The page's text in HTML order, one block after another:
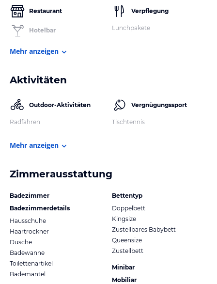
Restaurant
Hotelbar
Verpflegung
Lunchpakete
Mehr anzeigen
Aktivitäten
Outdoor-Aktivitäten
Radfahren
Vergnügungssport
Tischtennis
Mehr anzeigen
Zimmerausstattung
Badezimmer
Badezimmerdetails
Hausschuhe
Haartrockner
Dusche
Badewanne
Toilettenartikel
Bademantel
Bettentyp
Doppelbett
Kingsize
Zustellbares Babybett
Queensize
Zustellbett
Minibar
Mobiliar